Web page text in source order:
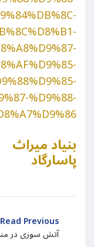
%D9%88-
Share
بنیاد میراث
پاسارگاد
Read Previous
آتش سوزی در